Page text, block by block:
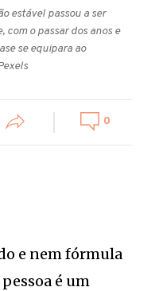
estável passou a ser
o passar dos anos e
se equipara ao
0
e nem fórmula
é um